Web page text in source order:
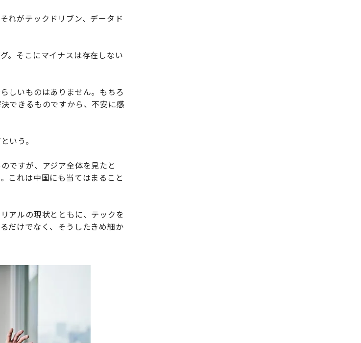
れがテックドリブン、データド
。そこにマイナスは存在しない
しいものはありません。もちろ
できるものですから、不安に感
いう。
ですが、アジア全体を見たと
これは中国にも当てはまること
アルの現状とともに、テックを
だけでなく、そうしたきめ細か